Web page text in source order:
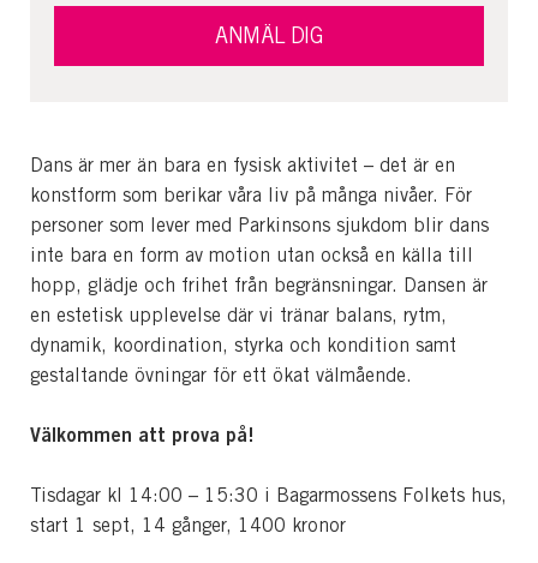
Dans är mer än bara en fysisk aktivitet – det är en
konstform som berikar våra liv på många nivåer. För
personer som lever med Parkinsons sjukdom blir dans
inte bara en form av motion utan också en källa till
hopp, glädje och frihet från begränsningar. Dansen är
en estetisk upplevelse där vi tränar balans, rytm,
dynamik, koordination, styrka och kondition samt
gestaltande övningar för ett ökat välmående.
Välkommen att prova på!
Tisdagar kl 14:00 – 15:30 i Bagarmossens Folkets hus,
start 1 sept, 14 gånger, 1400 kronor
ANMÄL DIG